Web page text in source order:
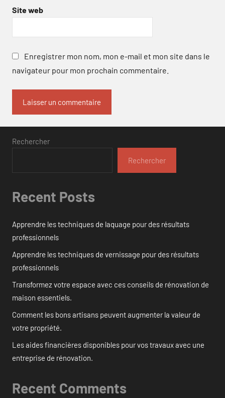
Site web
Enregistrer mon nom, mon e-mail et mon site dans le
navigateur pour mon prochain commentaire.
Rechercher
Rechercher
Recent Posts
Apprendre les techniques de laquage pour des résultats
professionnels
Apprendre les techniques de vernissage pour des résultats
professionnels
Transformez votre espace avec ces conseils de rénovation de
maison essentiels.
Comment les bons artisans peuvent augmenter la valeur de
votre propriété.
Les aides financières disponibles pour vos travaux avec une
entreprise de rénovation.
Recent Comments